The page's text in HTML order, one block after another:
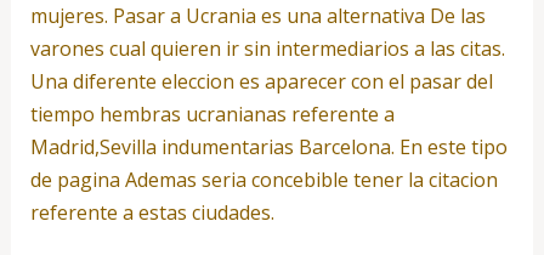
mujeres. Pasar a Ucrania es una alternativa De las
varones cual quieren ir sin intermediarios a las citas.
Una diferente eleccion es aparecer con el pasar del
tiempo hembras ucranianas referente a
Madrid,Sevilla indumentarias Barcelona. En este tipo
de pagina Ademas seri­a concebible tener la citacion
referente a estas ciudades.